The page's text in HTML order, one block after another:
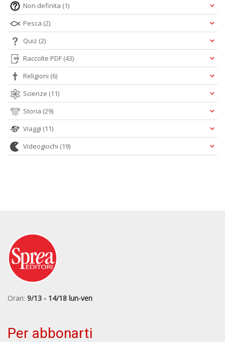
Non definita (1)
Pesca (2)
Quiz (2)
Raccolte PDF (43)
Religioni (6)
Scienze (11)
Storia (29)
Viaggi (11)
Videogiochi (19)
Orari: 9/13 - 14/18 lun-ven
Per abbonarti